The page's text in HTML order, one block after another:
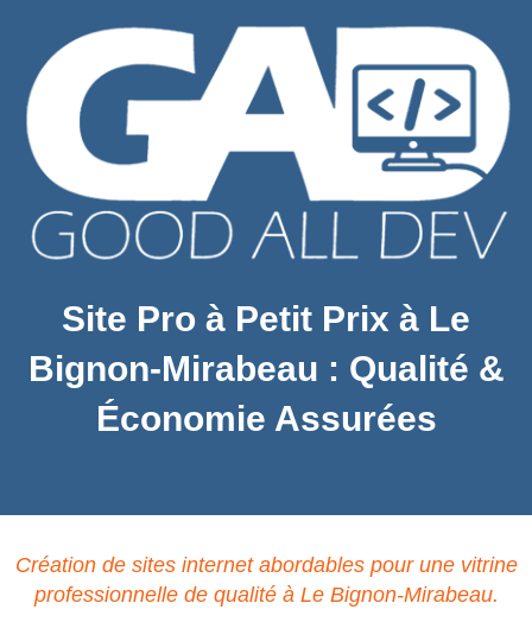
Site Pro à Petit Prix à Le
Bignon-Mirabeau : Qualité &
Économie Assurées
Création de sites internet abordables pour une vitrine
professionnelle de qualité à Le Bignon-Mirabeau.